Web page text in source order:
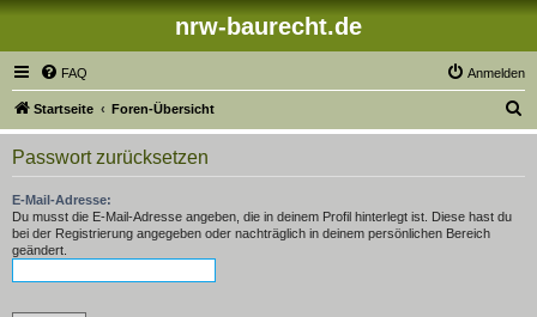
nrw-baurecht.de
FAQ Anmelden
Startseite Foren-Übersicht
u
Passwort zurücksetzen
E-Mail-Adresse:
Du musst die E-Mail-Adresse angeben, die in deinem Profil hinterlegt ist. Diese hast du
bei der Registrierung angegeben oder nachträglich in deinem persönlichen Bereich
geändert.